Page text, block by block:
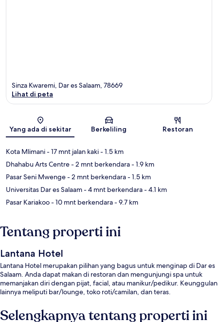
Peta
Sinza Kwaremi, Dar es Salaam, 78669
Lihat di peta
Yang ada di sekitar Berkeliling Restoran
Kota Mlimani- 17 mnt jalan kaki- 1.5 km
Dhahabu Arts Centre- 2 mnt berkendara- 1.9 km
Pasar Seni Mwenge- 2 mnt berkendara- 1.5 km
Universitas Dar es Salaam- 4 mnt berkendara- 4.1 km
Pasar Kariakoo- 10 mnt berkendara- 9.7 km
Tentang properti ini
Lantana Hotel
Lantana Hotel merupakan pilihan yang bagus untuk menginap di Dar es
Salaam. Anda dapat makan di restoran dan mengunjungi spa untuk
memanjakan diri dengan pijat, facial, atau manikur/pedikur. Keunggulan
lainnya meliputi bar/lounge, toko roti/camilan, dan teras.
Selengkapnya tentang properti ini